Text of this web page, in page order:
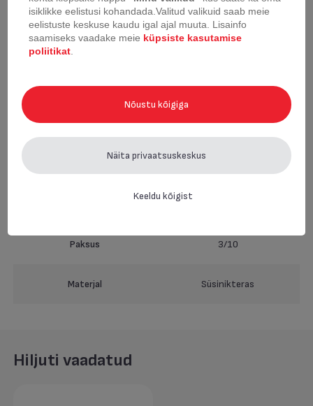
pinnakate/viimistlus
Väline pinnakate/viimistlus Lakitud
Tehniline perekond (BO) Lahtikäiv vorm
Mõõtmed (BO) 23 cm
Paksus 3/10
Materjal Süsinikteras
Hiljuti vaadatud
isiklikke eelistusi kohandada. Valitud valikuid saab meie
eelistuste keskuse kaudu igal ajal muuta. Lisainfo
saamiseks vaadake meie küpsiste kasutamise
poliitikat
Nõustu kõigiga
Näita privaatsuskeskus
Keeldu kõigist